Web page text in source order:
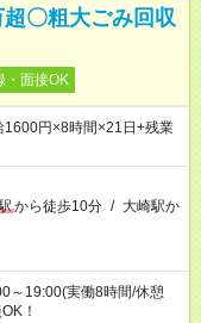
超〇粗大ごみ回収
・面接OK
円×8時間×21日+残業
から徒歩10分 / 大崎駅か
～19:00(実働8時間/休憩
！